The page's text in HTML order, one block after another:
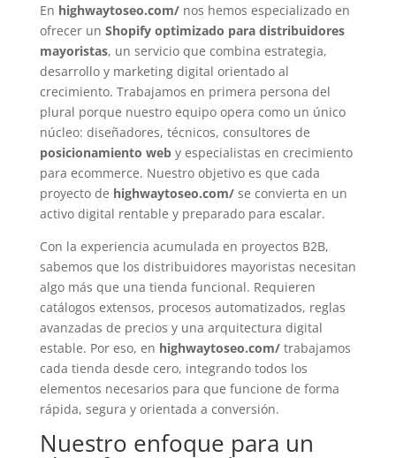
En highwaytoseo.com/nos hemos especializado en
ofrecer un Shopify optimizado para distribuidores
mayoristas, un servicio que combina estrategia,
desarrollo y marketing digital orientado al
crecimiento. Trabajamos en primera persona del
plural porque nuestro equipo opera como un único
núcleo: diseñadores, técnicos, consultores de
posicionamiento weby especialistas en crecimiento
para ecommerce. Nuestro objetivo es que cada
proyecto de highwaytoseo.com/se convierta en un
activo digital rentable y preparado para escalar.
Con la experiencia acumulada en proyectos B2B,
sabemos que los distribuidores mayoristas necesitan
algo más que una tienda funcional. Requieren
catálogos extensos, procesos automatizados, reglas
avanzadas de precios y una arquitectura digital
estable. Por eso, en highwaytoseo.com/trabajamos
cada tienda desde cero, integrando todos los
elementos necesarios para que funcione de forma
rápida, segura y orientada a conversión.
Nuestro enfoque para un